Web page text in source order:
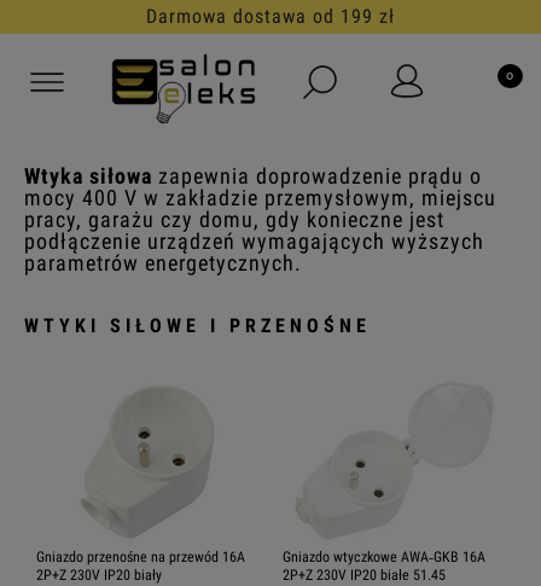
Darmowa dostawa od 199 zł
Wtyka siłowa zapewnia doprowadzenie prądu o
mocy 400 V w zakładzie przemysłowym, miejscu
pracy, garażu czy domu, gdy konieczne jest
podłączenie urządzeń wymagających wyższych
parametrów energetycznych.
WTYKI SIŁOWE I PRZENOŚNE
Gniazdo przenośne na przewód 16A
2P+Z 230V IP20 biały
Gniazdo wtyczkowe AWA‑GKB 16A
2P+Z 230V IP20 białe 51.45